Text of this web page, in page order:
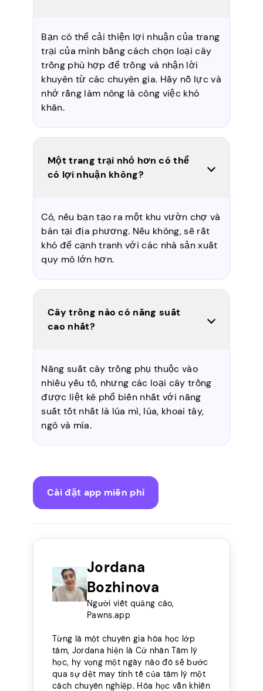
Bạn có thể cải thiện lợi nhuận của trang
trại của mình bằng cách chọn loại cây
trồng phù hợp để trồng và nhận lời
khuyên từ các chuyên gia. Hãy nỗ lực và
nhớ rằng làm nông là công việc khó
khăn.
Một trang trại nhỏ hơn có thể
có lợi nhuận không?
Có, nếu bạn tạo ra một khu vườn chợ và
bán tại địa phương. Nếu không, sẽ rất
khó để cạnh tranh với các nhà sản xuất
quy mô lớn hơn.
Cây trồng nào có năng suất
cao nhất?
Năng suất cây trồng phụ thuộc vào
nhiều yếu tố, nhưng các loại cây trồng
được liệt kê phổ biến nhất với năng
suất tốt nhất là lúa mì, lúa, khoai tây,
ngô và mía.
Cài đặt app miễn phí
Jordana
Bozhinova
Người viết quảng cáo,
Pawns.app
Từng là một chuyên gia hóa học lớp
tám, Jordana hiện là Cử nhân Tâm lý
học, hy vọng một ngày nào đó sẽ bước
qua sự dệt may tinh tế của tâm lý một
cách chuyên nghiệp. Hóa học vẫn khiến